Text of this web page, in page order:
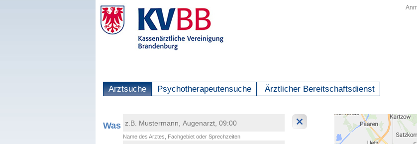
Arztsuche Psychotherapeutensuche Ärztlicher Bereitschaftsdienst
Was
Name des Arztes, Fachgebiet oder Sprechzeiten